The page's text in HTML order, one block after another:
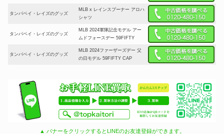
タンパベイ・レイズのグッズ
MLB x レインスプーナー アロハ
シャツ
タンパベイ・レイズのグッズ
MLB 2024軍隊記念モデル アー
ムドフォースデー 59FIFTY
タンパベイ・レイズのグッズ
MLB 2024ファーザーズデー 父
の日モデル 59FIFTY CAP
▲ バナーをクリックするとLINEのお友達登録ができます。